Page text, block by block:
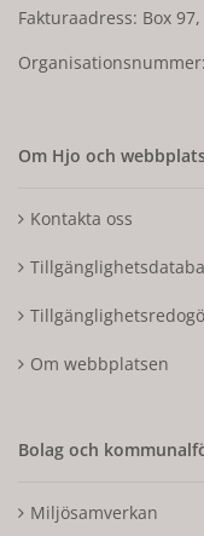
Fakturaadress: Box
Om Hjo och
Kontakta oss
Om webbplatsen
Bolag och
Miljösamverkan